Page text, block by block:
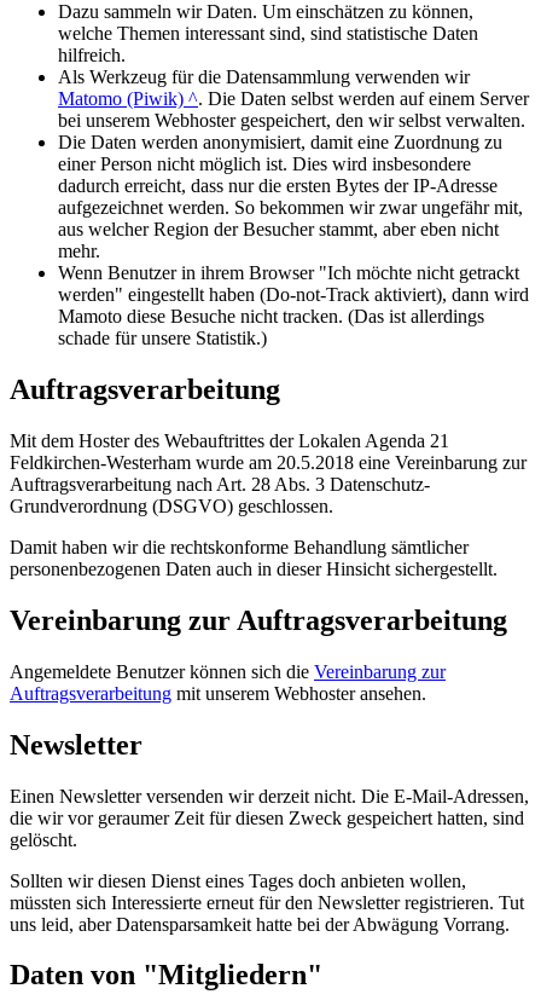
Dazu sammeln wir Daten. Um einschätzen zu können,
welche Themen interessant sind, sind statistische Daten
hilfreich.
Als Werkzeug für die Datensammlung verwenden wir
Matomo (Piwik) ^. Die Daten selbst werden auf einem Server
bei unserem Webhoster gespeichert, den wir selbst verwalten.
Die Daten werden anonymisiert, damit eine Zuordnung zu
einer Person nicht möglich ist. Dies wird insbesondere
dadurch erreicht, dass nur die ersten Bytes der IP-Adresse
aufgezeichnet werden. So bekommen wir zwar ungefähr mit,
aus welcher Region der Besucher stammt, aber eben nicht
mehr.
Wenn Benutzer in ihrem Browser "Ich möchte nicht getrackt
werden" eingestellt haben (Do-not-Track aktiviert), dann wird
Mamoto diese Besuche nicht tracken. (Das ist allerdings
schade für unsere Statistik.)
Auftragsverarbeitung
Mit dem Hoster des Webauftrittes der Lokalen Agenda 21
Feldkirchen-Westerham wurde am 20.5.2018 eine Vereinbarung zur
Auftragsverarbeitung nach Art. 28 Abs. 3 Datenschutz-
Grundverordnung (DSGVO) geschlossen.
Damit haben wir die rechtskonforme Behandlung sämtlicher
personenbezogenen Daten auch in dieser Hinsicht sichergestellt.
Vereinbarung zur Auftragsverarbeitung
Angemeldete Benutzer können sich die Vereinbarung zur
Auftragsverarbeitung mit unserem Webhoster ansehen.
Newsletter
Einen Newsletter versenden wir derzeit nicht. Die E-Mail-Adressen,
die wir vor geraumer Zeit für diesen Zweck gespeichert hatten, sind
gelöscht.
Sollten wir diesen Dienst eines Tages doch anbieten wollen,
müssten sich Interessierte erneut für den Newsletter registrieren. Tut
uns leid, aber Datensparsamkeit hatte bei der Abwägung Vorrang.
Daten von "Mitgliedern"